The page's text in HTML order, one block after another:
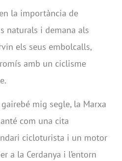
la importància de
naturals i demana als
els seus embolcalls,
amb un ciclisme
mig segle, la Marxa
com una cita
cicloturista i un motor
a la Cerdanya i l’entorn